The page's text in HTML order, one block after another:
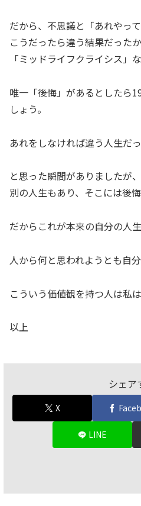
だから、不思議と「あれやっ
こうだったら違う結果だった
「ミッドライフクライシス」
唯一「後悔」があるとしたら
しょう。
あれをしなければ違う人生だ
と思った瞬間がありましたが
別の人生もあり、そこには後
だからこれが本来の自分の人
人から何と思われようとも自
こういう価値観を持つ人は私は
以上
シェア
X
LINE